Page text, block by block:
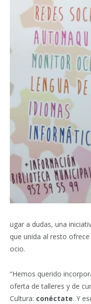
ugar a dudas, una
que unida al resto
ocio.
“Hemos querido
oferta de talleres y de
Cultura: conéctate. Y